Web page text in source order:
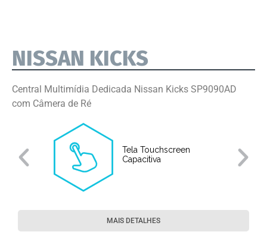
NISSAN KICKS
Central Multimídia Dedicada Nissan Kicks SP9090AD
com Câmera de Ré
Tela Touchscreen
Capacitiva
MAIS DETALHES